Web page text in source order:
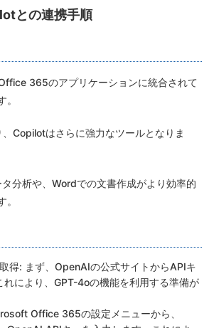
との連携手順
365のアプリケーションに統合されて
Copilotはさらに強力なツールとなりま
分析や、Wordでの文書作成がより効率的
得: まず、OpenAIの公式サイトからAPIキ
れにより、GPT-4oの機能を利用する準備が
Office 365の設定メニューから、